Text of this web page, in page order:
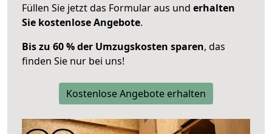
Füllen Sie jetzt das Formular aus und erhalten
Sie kostenlose Angebote.
Bis zu 60 % der Umzugskosten sparen, das
finden Sie nur bei uns!
Kostenlose Angebote erhalten